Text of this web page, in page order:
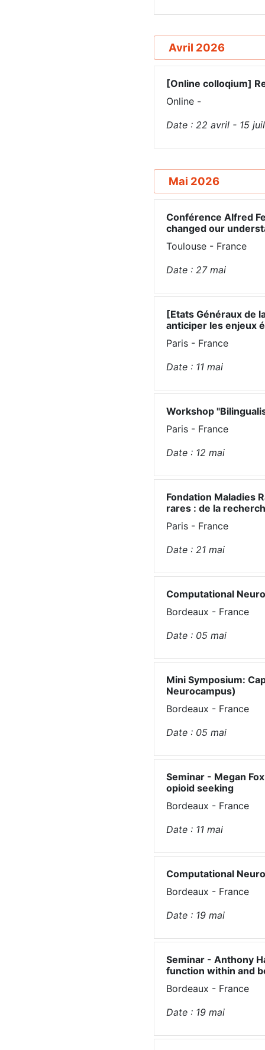
Avril 2026
[Online colloqium]
Online -
Date : 22 avril - 15
Mai 2026
Conférence Alfred
changed our
Toulouse - France
Date : 27 mai
[Etats Généraux de
anticiper les enjeux
Paris - France
Date : 11 mai
Workshop
Paris - France
Date : 12 mai
Fondation Maladies
rares : de la
Paris - France
Date : 21 mai
Computational
Bordeaux - France
Date : 05 mai
Mini Symposium:
Neurocampus)
Bordeaux - France
Date : 05 mai
Seminar - Megan
opioid seeking
Bordeaux - France
Date : 11 mai
Computational
Bordeaux - France
Date : 19 mai
Seminar - Anthony
function within and
Bordeaux - France
Date : 19 mai